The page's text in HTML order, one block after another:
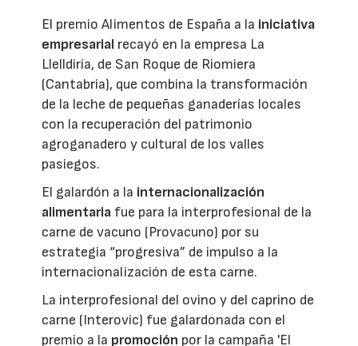
El premio Alimentos de España a la iniciativa
empresarial recayó en la empresa La
Llelldiría, de San Roque de Riomiera
(Cantabria), que combina la transformación
de la leche de pequeñas ganaderías locales
con la recuperación del patrimonio
agroganadero y cultural de los valles
pasiegos.
El galardón a la internacionalización
alimentaria fue para la interprofesional de la
carne de vacuno (Provacuno) por su
estrategia “progresiva” de impulso a la
internacionalización de esta carne.
La interprofesional del ovino y del caprino de
carne (Interovic) fue galardonada con el
premio a la promoción por la campaña 'El